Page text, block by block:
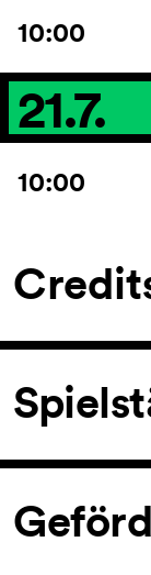
10:00
21.7.
10:00